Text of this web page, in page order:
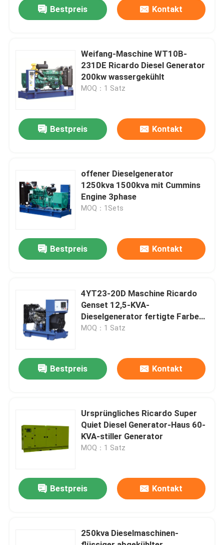
Haus
Videos
Fabrik-Ausflug
Qualitätskontrolle
Fordern Sie ein Zitat
Cummins-Dieselgeneratoren
Dieselgenerator Fawde
Bestpreis Kontakt
Weifang-Maschine WT10B-
231DE Ricardo Diesel Generator
200kw wassergekühlt
MOQ：1 Satz
Bestpreis Kontakt
offener Dieselgenerator
1250kva 1500kva mit Cummins
Engine 3phase
MOQ：1Sets
Bestpreis Kontakt
4YT23-20D Maschine Ricardo
Genset 12,5-KVA-
Dieselgenerator fertigte Farbe
besonders an
MOQ：1 Satz
Bestpreis Kontakt
Ursprüngliches Ricardo Super
Quiet Diesel Generator-Haus 60-
KVA-stiller Generator
MOQ：1 Satz
Bestpreis Kontakt
250kva Dieselmaschinen-